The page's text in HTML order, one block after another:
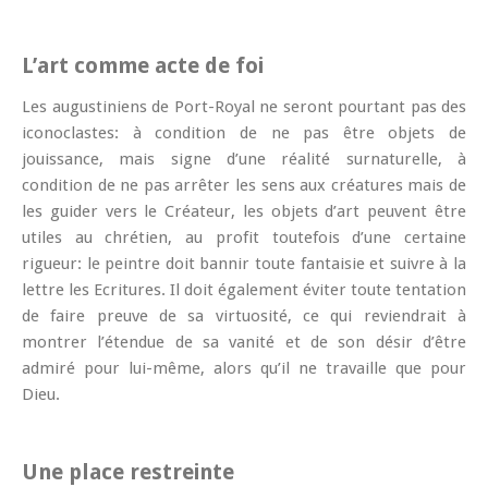
L’art comme acte de foi
Les augustiniens de Port-Royal ne seront pourtant pas des
iconoclastes: à condition de ne pas être objets de
jouissance, mais signe d’une réalité surnaturelle, à
condition de ne pas arrêter les sens aux créatures mais de
les guider vers le Créateur, les objets d’art peuvent être
utiles au chrétien, au profit toutefois d’une certaine
rigueur: le peintre doit bannir toute fantaisie et suivre à la
lettre les Ecritures. Il doit également éviter toute tentation
de faire preuve de sa virtuosité, ce qui reviendrait à
montrer l’étendue de sa vanité et de son désir d’être
admiré pour lui-même, alors qu’il ne travaille que pour
Dieu.
Une place restreinte